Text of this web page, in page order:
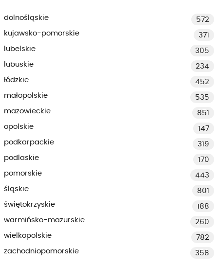
dolnośląskie
572
kujawsko-pomorskie
371
lubelskie
305
lubuskie
234
łódzkie
452
małopolskie
535
mazowieckie
851
opolskie
147
podkarpackie
319
podlaskie
170
pomorskie
443
śląskie
801
świętokrzyskie
188
warmińsko-mazurskie
260
wielkopolskie
782
zachodniopomorskie
358